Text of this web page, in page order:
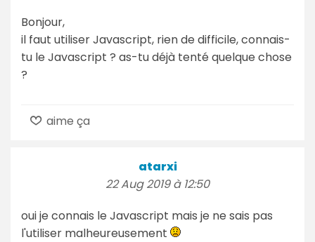
Bonjour,
il faut utiliser Javascript, rien de difficile, connais-
tu le Javascript ? as-tu déjà tenté quelque chose
?
aime ça
atarxi
22 Aug 2019 à 12:50
oui je connais le Javascript mais je ne sais pas
l'utiliser malheureusement